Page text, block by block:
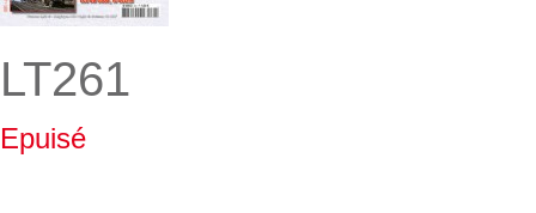
LT261
Epuisé